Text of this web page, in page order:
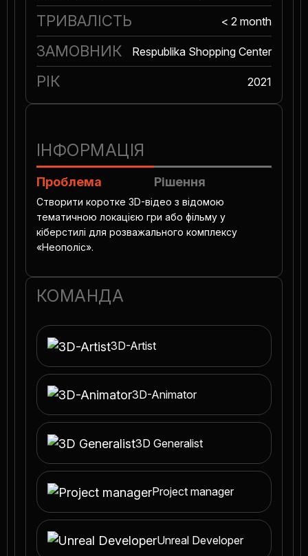
ТРИВАЛІСТЬ < 2 month
ЗАМОВНИК Respublika Shopping Center
РІК 2021
ІНФОРМАЦІЯ
Проблема Рішення
Створити коротке 3D-відео з відомою
тематичною локацією гри або фільму у
кіберстилі для розважального комплексу
«Неополіс».
КОМАНДА
3D-Artist
3D-Animator
3D Generalist
Project manager
Unreal Developer